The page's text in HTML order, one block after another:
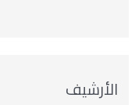
الأرشيف